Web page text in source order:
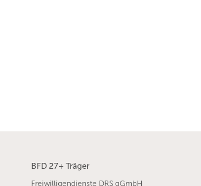
BFD 27+ Träger
Freiwilligendienste DRS gGmbH